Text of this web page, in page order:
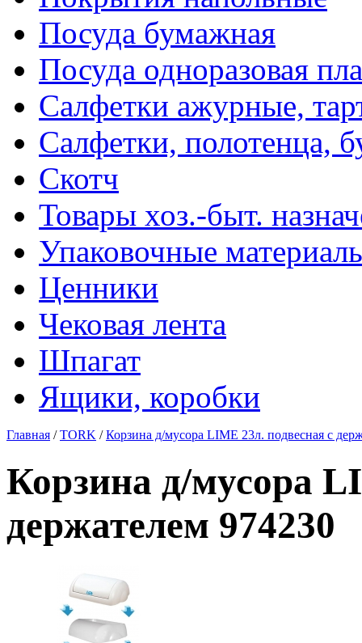
Посуда бумажная
Посуда одноразовая
Салфетки ажурные,
Салфетки, полотенца,
Скотч
Товары хоз.-быт.
Упаковочные
Ценники
Чековая лента
Шпагат
Ящики, коробки
Главная /TORK /Корзина д/мусора LIME 23л. подвесная с
Корзина д/мусора
держателем 974230